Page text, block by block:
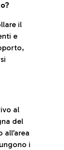
il
e
al
del
i